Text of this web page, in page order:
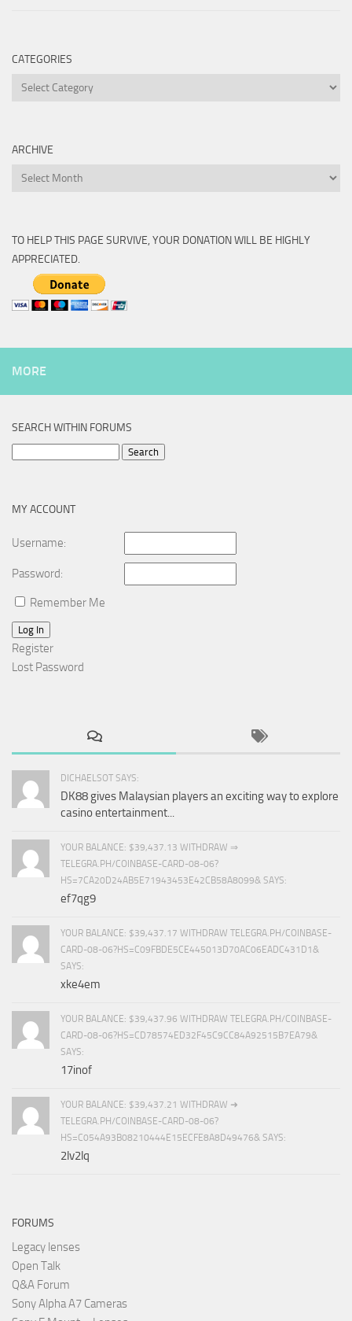
CATEGORIES
Categories
ARCHIVE
Archive
TO HELP THIS PAGE SURVIVE, YOUR DONATION WILL BE HIGHLY
APPRECIATED.
MORE
SEARCH WITHIN FORUMS
MY ACCOUNT
Username:
Password:
Remember Me
Log In
Register
Lost Password
DICHAELSOT SAYS:
DK88 gives Malaysian players an exciting way to explore
casino entertainment...
YOUR BALANCE: $39,437.13 WITHDRAW ⇒
TELEGRA.PH/COINBASE-CARD-08-06?
HS=7CA20D24AB5E71943453E42CB58A8099& SAYS:
ef7qg9
YOUR BALANCE: $39,437.17 WITHDRAW TELEGRA.PH/COINBASE-
CARD-08-06?HS=C09FBDE5CE445013D70AC06EADC431D1&
SAYS:
xke4em
YOUR BALANCE: $39,437.96 WITHDRAW TELEGRA.PH/COINBASE-
CARD-08-06?HS=CD78574ED32F45C9CC84A92515B7EA79&
SAYS:
17inof
YOUR BALANCE: $39,437.21 WITHDRAW ➜
TELEGRA.PH/COINBASE-CARD-08-06?
HS=C054A93B08210444E15ECFE8A8D49476& SAYS:
2lv2lq
FORUMS
Legacy lenses
Open Talk
Q&A Forum
Sony Alpha A7 Cameras